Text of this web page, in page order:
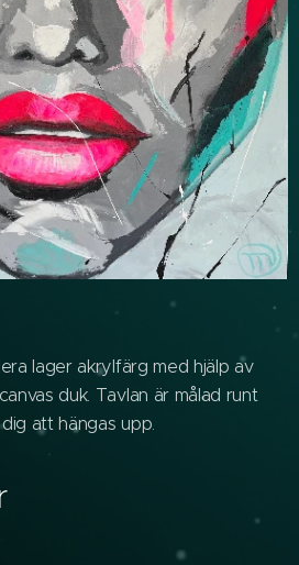
lager akrylfärg med hjälp av
duk. Tavlan är målad runt
att hängas upp.